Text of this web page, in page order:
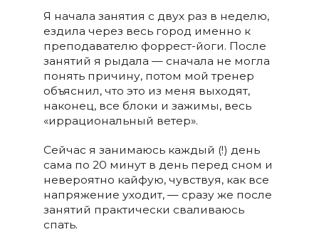
Я начала занятия с двух раз в неделю,
ездила через весь город именно к
преподавателю форрест-йоги. После
занятий я рыдала — сначала не могла
понять причину, потом мой тренер
объяснил, что это из меня выходят,
наконец, все блоки и зажимы, весь
«иррациональный ветер».
Сейчас я занимаюсь каждый (!) день
сама по 20 минут в день перед сном и
невероятно кайфую, чувствуя, как все
напряжение уходит, — сразу же после
занятий практически сваливаюсь
спать.